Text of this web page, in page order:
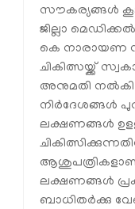
സൗകര്യങ്ങള്‍
ജില്ലാ
കെ നാരായണ
ചികിത്സയ്ക്ക്
അനുമതി നല്‍കി
നിര്‍ദേശങ്ങള്‍
ലക്ഷണങ്ങള്‍
ആശുപത്രികളാണ്
ലക്ഷണങ്ങള്‍
ബാധിതര്‍ക്കു